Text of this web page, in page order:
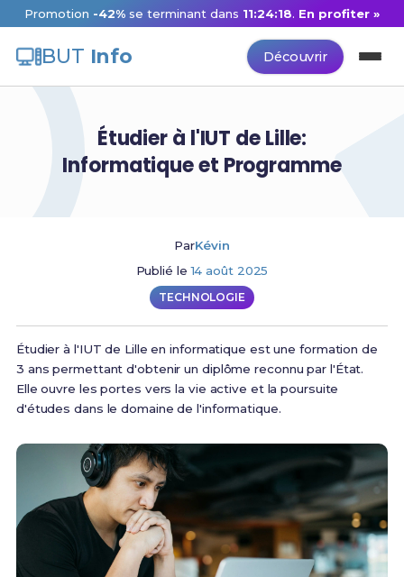
Promotion -42% se terminant dans 11:24:17. En profiter »
BUT Info Découvrir
Étudier à l'IUT de Lille:
Informatique et Programme
ParKévin
Publié le14 août 2025
TECHNOLOGIE
Étudier à l'IUT de Lille en informatique est une formation de
3 ans permettant d'obtenir un diplôme reconnu par l'État.
Elle ouvre les portes vers la vie active et la poursuite
d'études dans le domaine de l'informatique.